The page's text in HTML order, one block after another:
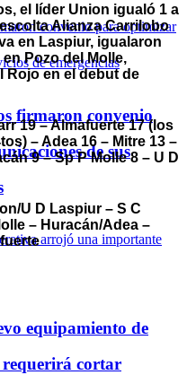
firmaron convenio
de sus
equipamiento de
requerirá cortar
el líder Union igualó 1 a
Alianza Carrilobo
en Laspiur, igualaron
en Pozo del Molle,
Rojo en el debut de
19 – Almafuerte 17 (los
– Adea 16 – Mitre 13 –
9 – Sp P Molle 8 – U D
U D Laspiur – S C
– Huracán/Adea –